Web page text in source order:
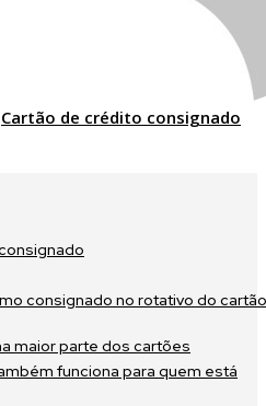
Cartão de crédito consignado
consignado no rotativo do cartão
maior parte dos cartões
funciona para quem está